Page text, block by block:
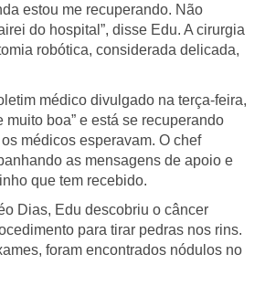
estou me recuperando. Não
do hospital”, disse Edu. A cirurgia
robótica, considerada delicada,
médico divulgado na terça-feira,
muito boa” e está se recuperando
médicos esperavam. O chef
as mensagens de apoio e
que tem recebido.
Dias, Edu descobriu o câncer
para tirar pedras nos rins.
foram encontrados nódulos no